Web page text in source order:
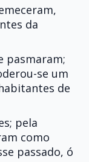
da
pasmaram;
se um
de
pela
como
passado, ó